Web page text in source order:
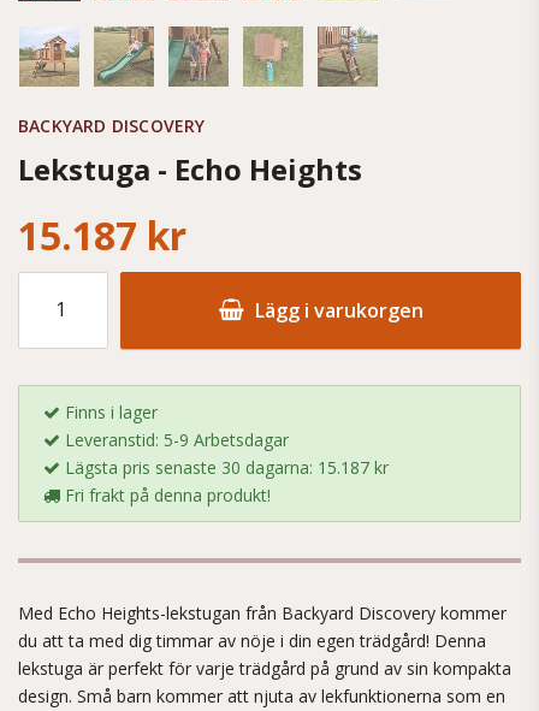
BACKYARD DISCOVERY
Lekstuga - Echo Heights
15.187 kr
Lägg i varukorgen
Finns i lager
Leveranstid: 5-9 Arbetsdagar
Lägsta pris senaste 30 dagarna: 15.187 kr
Fri frakt på denna produkt!
Med Echo Heights-lekstugan från Backyard Discovery kommer
du att ta med dig timmar av nöje i din egen trädgård! Denna
lekstuga är perfekt för varje trädgård på grund av sin kompakta
design. Små barn kommer att njuta av lekfunktionerna som en